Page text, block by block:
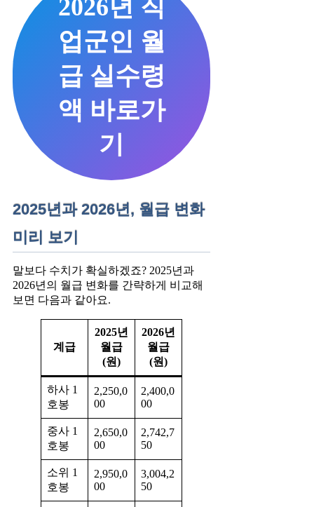
2026년 직
업군인 월
급 실수령
액 바로가
기
2025년과 2026년, 월급 변화
미리 보기
말보다 수치가 확실하겠죠? 2025년과
2026년의 월급 변화를 간략하게 비교해
보면 다음과 같아요.
계급
2025년
월급
(원)
2026년
월급
(원)
하사 1
호봉
2,250,0
00
2,400,0
00
중사 1
호봉
2,650,0
00
2,742,7
50
소위 1
호봉
2,950,0
00
3,004,2
50